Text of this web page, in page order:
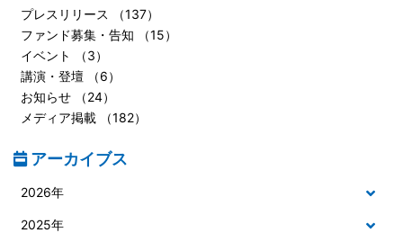
プレスリリース （137）
ファンド募集・告知 （15）
イベント （3）
講演・登壇 （6）
お知らせ （24）
メディア掲載 （182）
アーカイブス
2026年
2025年